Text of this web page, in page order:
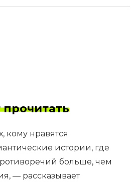
кому нравятся
истории, где
больше, чем
— рассказывает